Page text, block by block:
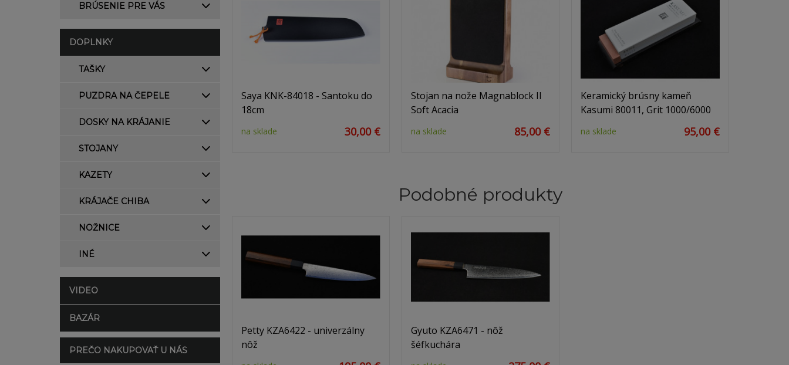
BRÚSENIE PRE VÁS
DOPLNKY
TAŠKY
PUZDRA NA ČEPELE
DOSKY NA KRÁJANIE
STOJANY
KAZETY
KRÁJAČE CHIBA
NOŽNICE
INÉ
VIDEO
BAZÁR
PREČO NAKUPOVAŤ U NÁS
Saya KNK-84018 - Santoku do
18cm
na sklade 30,00 €
Stojan na nože Magnablock II
Soft Acacia
na sklade 85,00 €
Keramický brúsny kameň
Kasumi 80011, Grit 1000/6000
na sklade 95,00 €
Podobné produkty
Petty KZA6422 - univerzálny
nôž
Gyuto KZA6471 - nôž
šéfkuchára